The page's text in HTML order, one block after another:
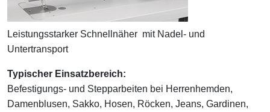
Leistungsstarker Schnellnäher mit Nadel- und
Untertransport
Typischer Einsatzbereich:
Befestigungs- und Stepparbeiten bei Herrenhemden,
Damenblusen, Sakko, Hosen, Röcken, Jeans, Gardinen,